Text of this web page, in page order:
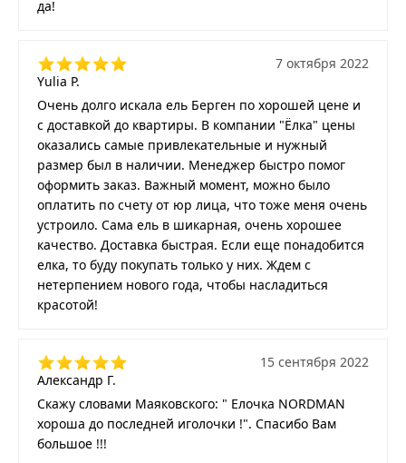
да!
Yulia P.
7 октября 2022
Очень долго искала ель Берген по хорошей цене и
с доставкой до квартиры. В компании "Ёлка" цены
оказались самые привлекательные и нужный
размер был в наличии. Менеджер быстро помог
оформить заказ. Важный момент, можно было
оплатить по счету от юр лица, что тоже меня очень
устроило. Сама ель в шикарная, очень хорошее
качество. Доставка быстрая. Если еще понадобится
елка, то буду покупать только у них. Ждем с
нетерпением нового года, чтобы насладиться
красотой!
Александр Г.
15 сентября 2022
Скажу словами Маяковского: " Елочка NORDMAN
хороша до последней иголочки !". Спасибо Вам
большое !!!